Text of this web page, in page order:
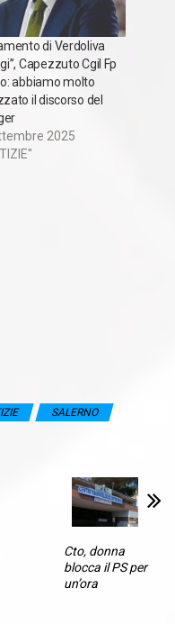
di Verdoliva
Capezzuto Cgil Fp
abbiamo molto
il discorso del
2025
SALERNO
Cto, donna
blocca il PS per
un’ora